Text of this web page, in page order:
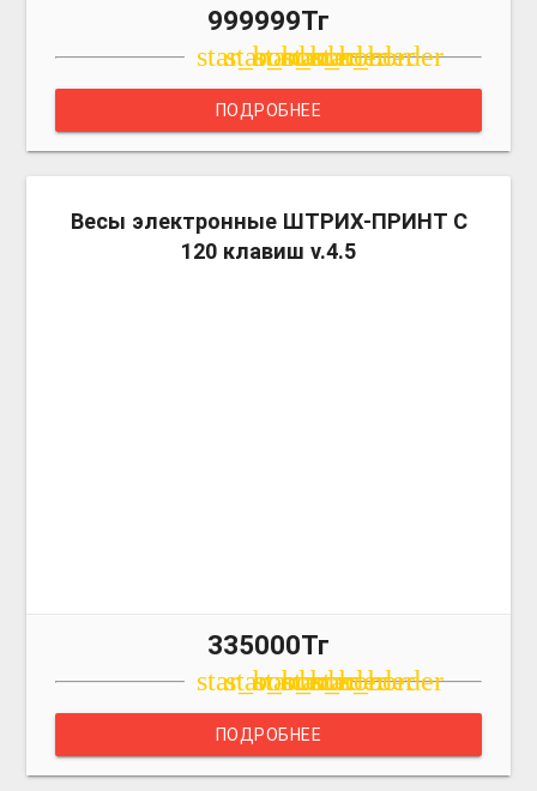
999999Тг
star_border
star_border
star_border
star_border
star_border
ПОДРОБНЕЕ
Весы электронные ШТРИХ-ПРИНТ С
120 клавиш v.4.5
335000Тг
star_border
star_border
star_border
star_border
star_border
ПОДРОБНЕЕ